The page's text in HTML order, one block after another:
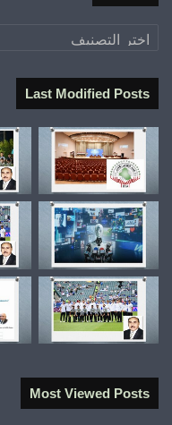
تصنيفات
Last Modified Posts
Most Viewed Posts